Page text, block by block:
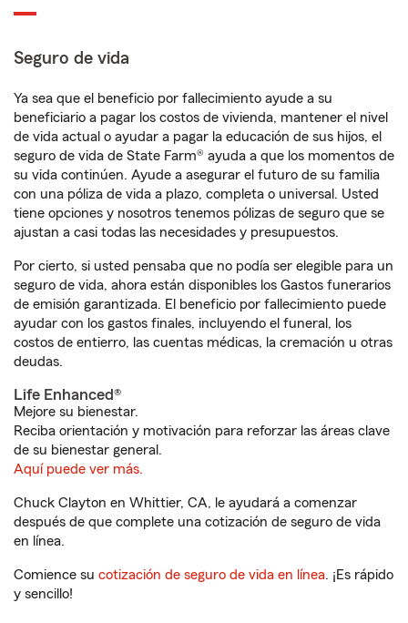
Seguro de vida
Ya sea que el beneficio por fallecimiento ayude a su
beneficiario a pagar los costos de vivienda, mantener el nivel
de vida actual o ayudar a pagar la educación de sus hijos, el
seguro de vida de State Farm® ayuda a que los momentos de
su vida continúen. Ayude a asegurar el futuro de su familia
con una póliza de vida a plazo, completa o universal. Usted
tiene opciones y nosotros tenemos pólizas de seguro que se
ajustan a casi todas las necesidades y presupuestos.
Por cierto, si usted pensaba que no podía ser elegible para un
seguro de vida, ahora están disponibles los Gastos funerarios
de emisión garantizada. El beneficio por fallecimiento puede
ayudar con los gastos finales, incluyendo el funeral, los
costos de entierro, las cuentas médicas, la cremación u otras
deudas.
Life Enhanced®
Mejore su bienestar.
Reciba orientación y motivación para reforzar las áreas clave
de su bienestar general.
Aquí puede ver más.
Chuck Clayton en Whittier, CA, le ayudará a comenzar
después de que complete una cotización de seguro de vida
en línea.
Comience su cotización de seguro de vida en línea. ¡Es rápido
y sencillo!